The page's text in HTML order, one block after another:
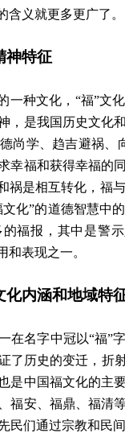
义就更多更广了。
神特征
一种文化，“福”文化
，是我国历史文化
尚学、趋吉避祸
幸福和获得幸福的
祸是相互转化，福
化”的道德智慧中
福报，其中是警
和表现之一。
化内涵和地域特
在名字中冠以“福”
了历史的变迁，折
是中国福文化的主
福安、福鼎、福清
民们通过宗教和民